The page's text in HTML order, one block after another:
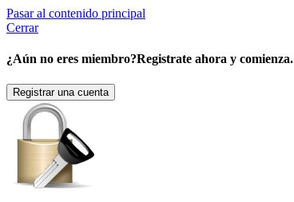
Pasar al contenido principal
Cerrar
¿Aún no eres miembro?Registrate ahora y comienza.
Registrar una cuenta